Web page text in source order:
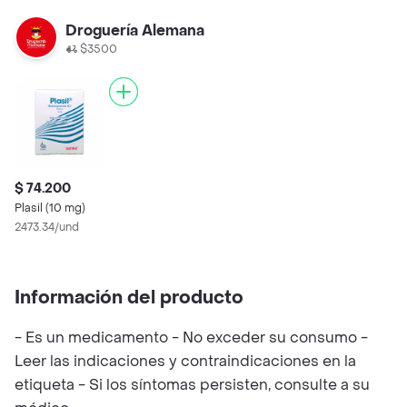
Droguería Alemana
$3500
$ 74.200
Plasil (10 mg)
2473.34/und
Información del producto
- Es un medicamento - No exceder su consumo -
Leer las indicaciones y contraindicaciones en la
etiqueta - Si los síntomas persisten, consulte a su